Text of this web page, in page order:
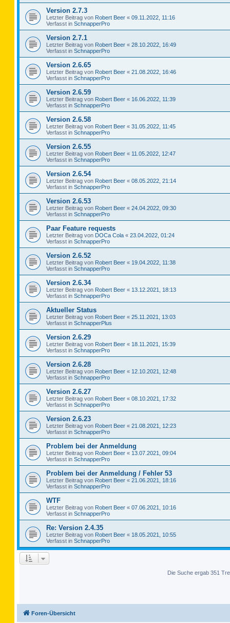
Version 2.7.3
Letzter Beitrag von Robert Beer « 09.11.2022, 11:16
Verfasst in SchnapperPro
Version 2.7.1
Letzter Beitrag von Robert Beer « 28.10.2022, 16:49
Verfasst in SchnapperPro
Version 2.6.65
Letzter Beitrag von Robert Beer « 21.08.2022, 16:46
Verfasst in SchnapperPro
Version 2.6.59
Letzter Beitrag von Robert Beer « 16.06.2022, 11:39
Verfasst in SchnapperPro
Version 2.6.58
Letzter Beitrag von Robert Beer « 31.05.2022, 11:45
Verfasst in SchnapperPro
Version 2.6.55
Letzter Beitrag von Robert Beer « 11.05.2022, 12:47
Verfasst in SchnapperPro
Version 2.6.54
Letzter Beitrag von Robert Beer « 08.05.2022, 21:14
Verfasst in SchnapperPro
Version 2.6.53
Letzter Beitrag von Robert Beer « 24.04.2022, 09:30
Verfasst in SchnapperPro
Paar Feature requests
Letzter Beitrag von DOCa Cola « 23.04.2022, 01:24
Verfasst in SchnapperPro
Version 2.6.52
Letzter Beitrag von Robert Beer « 19.04.2022, 11:38
Verfasst in SchnapperPro
Version 2.6.34
Letzter Beitrag von Robert Beer « 13.12.2021, 18:13
Verfasst in SchnapperPro
Aktueller Status
Letzter Beitrag von Robert Beer « 25.11.2021, 13:03
Verfasst in SchnapperPlus
Version 2.6.29
Letzter Beitrag von Robert Beer « 18.11.2021, 15:39
Verfasst in SchnapperPro
Version 2.6.28
Letzter Beitrag von Robert Beer « 12.10.2021, 12:48
Verfasst in SchnapperPro
Version 2.6.27
Letzter Beitrag von Robert Beer « 08.10.2021, 17:32
Verfasst in SchnapperPro
Version 2.6.23
Letzter Beitrag von Robert Beer « 21.08.2021, 12:23
Verfasst in SchnapperPro
Problem bei der Anmeldung
Letzter Beitrag von Robert Beer « 13.07.2021, 09:04
Verfasst in SchnapperPro
Problem bei der Anmeldung / Fehler 53
Letzter Beitrag von Robert Beer « 21.06.2021, 18:16
Verfasst in SchnapperPro
WTF
Letzter Beitrag von Robert Beer « 07.06.2021, 10:16
Verfasst in SchnapperPro
Re: Version 2.4.35
Letzter Beitrag von Robert Beer « 18.05.2021, 10:55
Verfasst in SchnapperPro
Die Suche ergab 351
Foren-Übersicht